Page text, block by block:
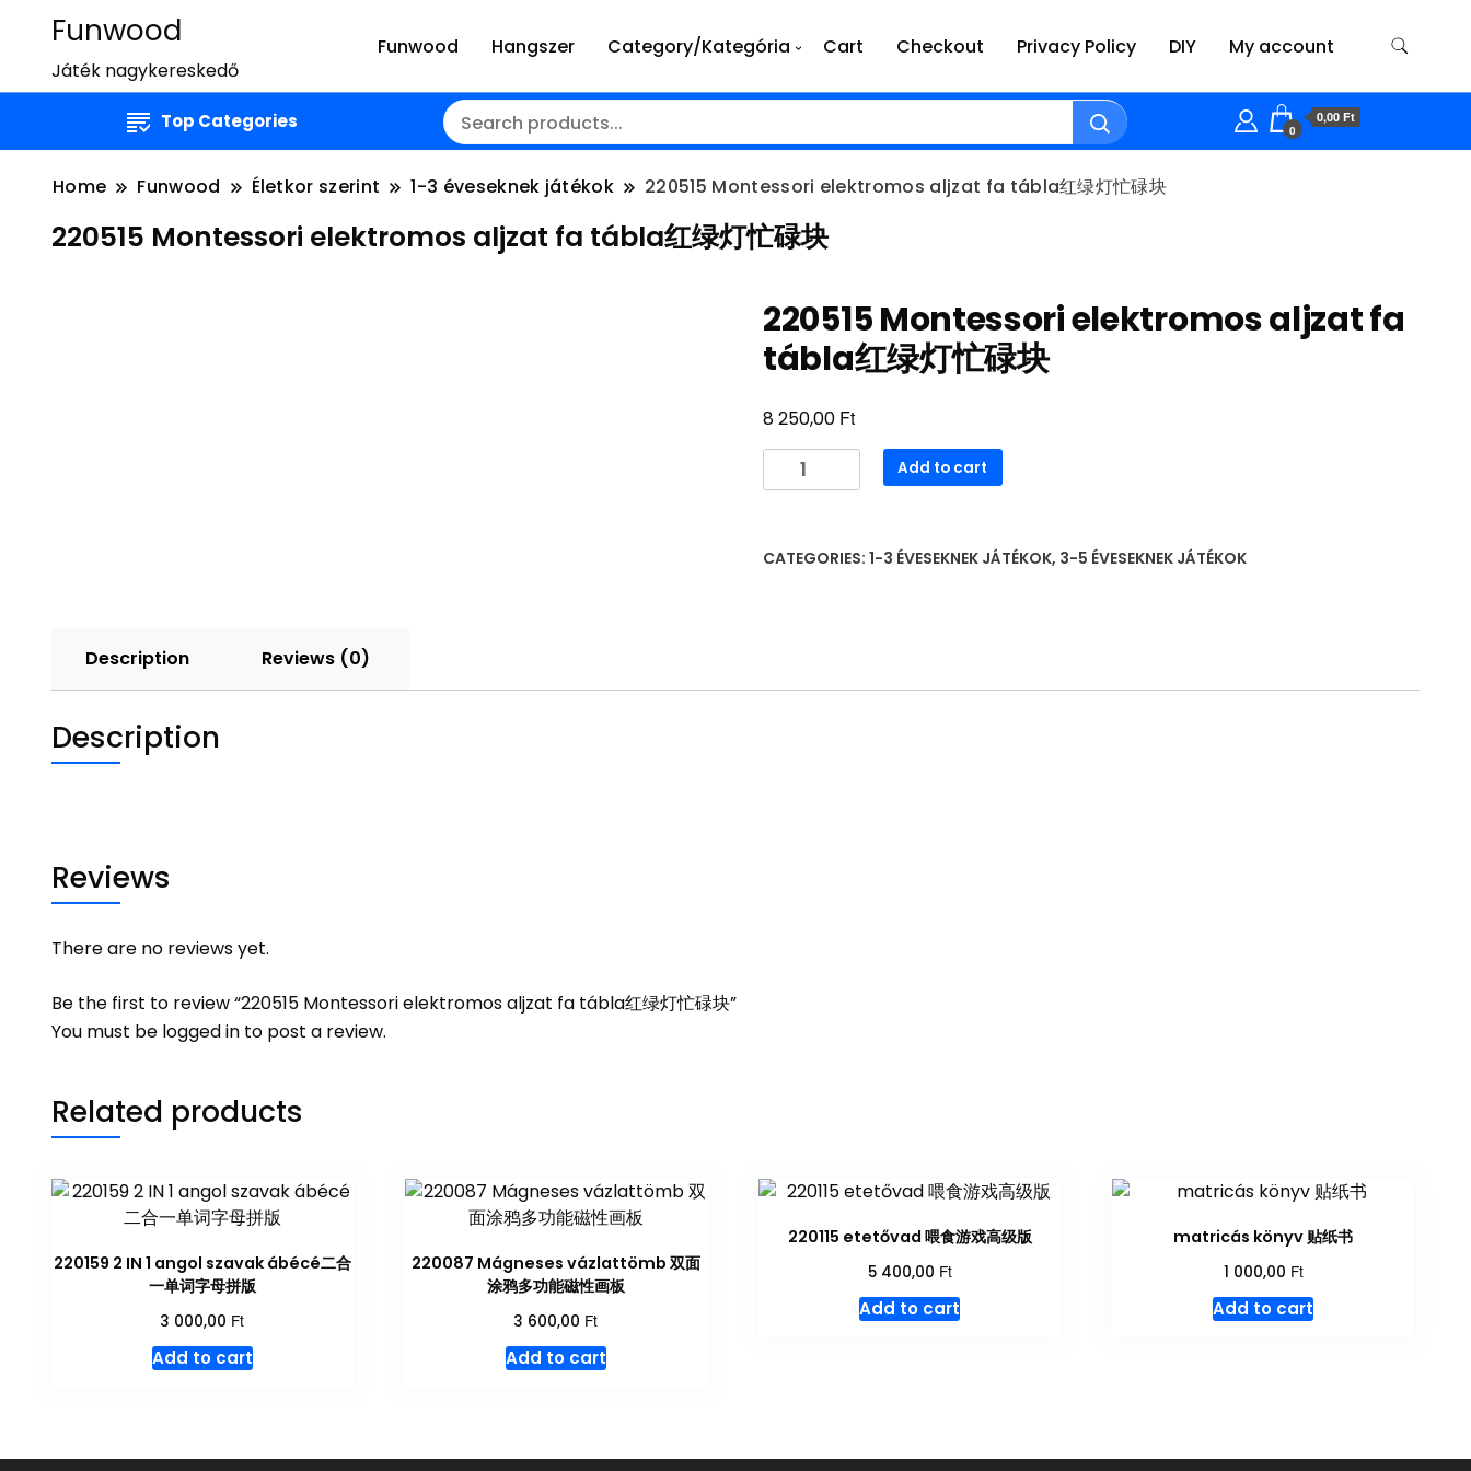
Funwood
Játék nagykereskedő
Funwood Hangszer Category/Kategória Cart Checkout Privacy Policy DIY My account
Top Categories 0
0,00 Ft
Home Funwood Életkor szerint 1-3 éveseknek játékok 220515 Montessori elektromos aljzat fa tábla红绿灯忙碌块
220515 Montessori elektromos aljzat fa tábla红绿灯忙碌块
220515 Montessori elektromos aljzat fa
tábla红绿灯忙碌块
8 250,00 Ft
220515
Montessori
fa
忙
Add to cart
CATEGORIES: 1-3 ÉVESEKNEK JÁTÉKOK, 3-5 ÉVESEKNEK JÁTÉKOK
Description Reviews (0)
Description
Reviews
There are no reviews yet.
Be the first to review “220515 Montessori elektromos aljzat fa tábla红绿灯忙碌块”
You must be logged in to post a review.
Related products
220159 2 IN 1 angol szavak ábécé二合
一单词字母拼版
3 000,00 Ft
Add to cart
220087 Mágneses vázlattömb 双面
涂鸦多功能磁性画板
3 600,00 Ft
Add to cart
220115 etetővad 喂食游戏高级版
5 400,00 Ft
Add to cart
matricás könyv 贴纸书
1 000,00 Ft
Add to cart